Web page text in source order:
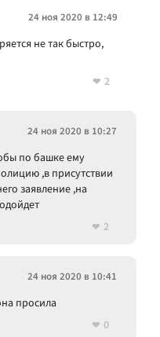
24 ноя 2020 в 12:49
не так быстро,
2
24 ноя 2020 в 10:27
по башке ему
,в присутствии
заявление ,на
2
24 ноя 2020 в 10:41
просила
0